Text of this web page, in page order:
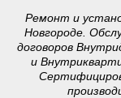
Ремонт и
Новгороде.
договоров
и